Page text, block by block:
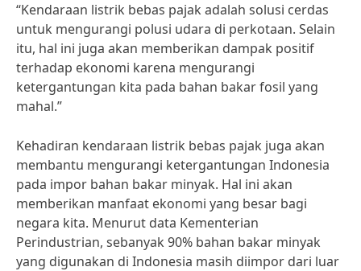
“Kendaraan listrik bebas pajak adalah solusi cerdas
untuk mengurangi polusi udara di perkotaan. Selain
itu, hal ini juga akan memberikan dampak positif
terhadap ekonomi karena mengurangi
ketergantungan kita pada bahan bakar fosil yang
mahal.”
Kehadiran kendaraan listrik bebas pajak juga akan
membantu mengurangi ketergantungan Indonesia
pada impor bahan bakar minyak. Hal ini akan
memberikan manfaat ekonomi yang besar bagi
negara kita. Menurut data Kementerian
Perindustrian, sebanyak 90% bahan bakar minyak
yang digunakan di Indonesia masih diimpor dari luar